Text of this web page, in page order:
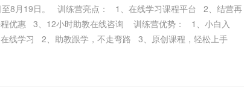
至8月19日。 训练营亮点： 1、在线学习课程平台 2、结营再
优惠 3、12小时助教在线咨询 训练营优势： 1、小白入
线学习 2、助教跟学，不走弯路 3、原创课程，轻松上手